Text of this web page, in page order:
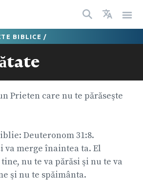
BIBLICE /
Prieten care nu te părăseşte
Deuteronom 31:8.
va merge înaintea ta. El
nu te va părăsi şi nu te va
şi nu te spăimânta.